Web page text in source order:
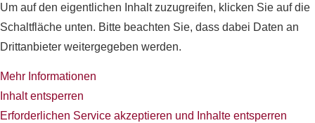
Um auf den eigentlichen Inhalt zuzugreifen, klicken Sie auf die
Schaltfläche unten. Bitte beachten Sie, dass dabei Daten an
Drittanbieter weitergegeben werden.
Mehr Informationen
Inhalt entsperren
Erforderlichen Service akzeptieren und Inhalte entsperren